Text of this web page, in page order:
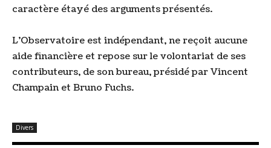
caractère étayé des arguments présentés.
L'Observatoire est indépendant, ne reçoit aucune
aide financière et repose sur le volontariat de ses
contributeurs, de son bureau, présidé par Vincent
Champain et Bruno Fuchs.
Divers